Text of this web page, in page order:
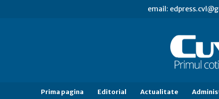
email:
Prima pagina Editorial Actualitate